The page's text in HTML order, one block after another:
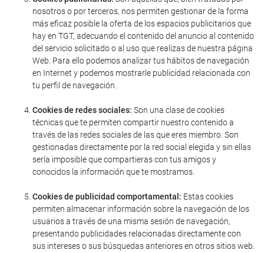
nosotros o por terceros, nos permiten gestionar de la forma
más eficaz posible la oferta de los espacios publicitarios que
hay en TGT, adecuando el contenido del anuncio al contenido
del servicio solicitado o al uso que realizas de nuestra página
Web. Para ello podemos analizar tus hábitos de navegación
en Internet y podemos mostrarle publicidad relacionada con
tu perfil de navegación.
Cookies de redes sociales: Son una clase de cookies
técnicas que te permiten compartir nuestro contenido a
través de las redes sociales de las que eres miembro. Son
gestionadas directamente por la red social elegida y sin ellas
sería imposible que compartieras con tus amigos y
conocidos la información que te mostramos.
Cookies de publicidad comportamental: Estas cookies
permiten almacenar información sobre la navegación de los
usuarios a través de una misma sesión de navegación,
presentando publicidades relacionadas directamente con
sus intereses o sus búsquedas anteriores en otros sitios web.